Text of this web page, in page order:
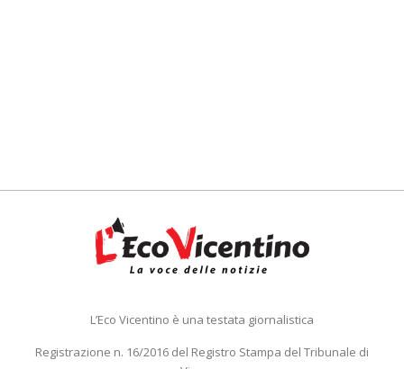
L’Eco Vicentino è una testata giornalistica
Registrazione n. 16/2016 del Registro Stampa del Tribunale di